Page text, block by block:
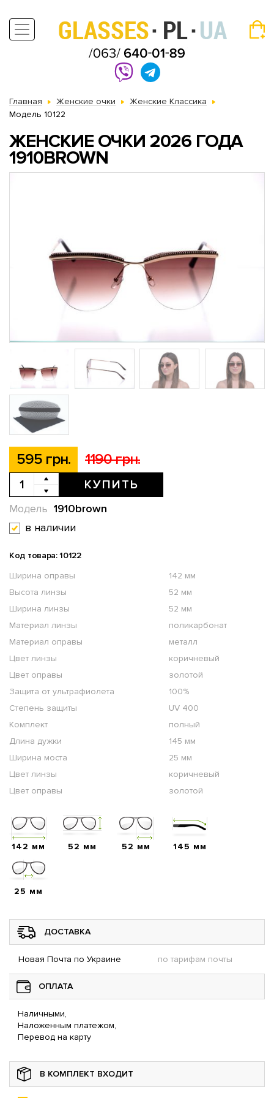
Главная Женские очки
Женские Классика
Модель 10122
ЖЕНСКИЕ ОЧКИ 2026 ГОДА
1910BROWN
595 грн. 1190 грн.
КУПИТЬ
1910brown
Модель
в наличии
Код товара: 10122
Ширина оправы
142 мм
Высота линзы
52 мм
Ширина линзы
52 мм
Материал линзы
поликарбонат
Материал оправы
металл
Цвет линзы
коричневый
Цвет оправы
золотой
Защита от ультрафиолета
100%
Степень защиты
UV 400
Комплект
полный
Длина дужки
145 мм
Ширина моста
25 мм
Цвет линзы
коричневый
Цвет оправы
золотой
142 мм 52 мм 52 мм 145 мм
25 мм
ДОСТАВКА
Новая Почта по Украине по тарифам почты
ОПЛАТА
Наличными,
Наложенным платежом,
Перевод на карту
В КОМПЛЕКТ ВХОДИТ